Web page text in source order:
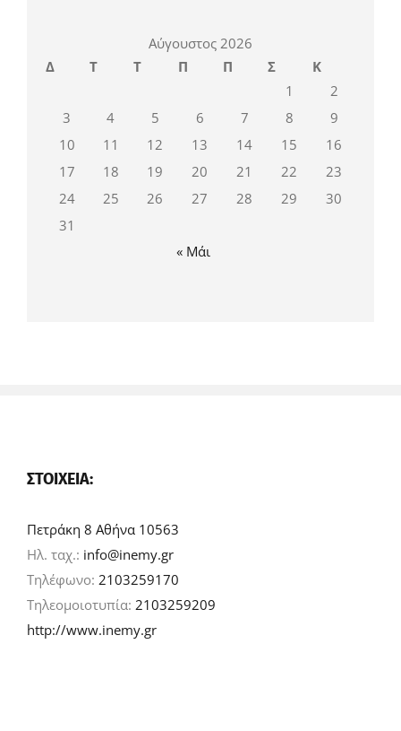
Αύγουστος 2026
Δ
Τ Τ Π Π Σ
Κ
1
2
3
4 5 6 7 8
9
10
11 12 13 14 15
16
17
18 19 20 21 22
23
24
25 26 27 28 29
30
31
« Μάι
ΣΤΟΙΧΕΊΑ:
Πετράκη 8 Αθήνα 10563
Ηλ. ταχ.: info@inemy.gr
Τηλέφωνο: 2103259170
Τηλεομοιοτυπία: 2103259209
http://www.inemy.gr